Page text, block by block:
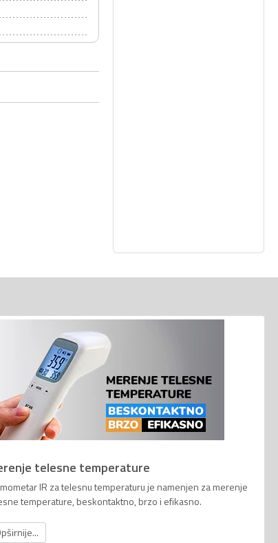
telesne temperature
IR za telesnu temperaturu je namenjen za merenje
temperature, beskontaktno, brzo i efikasno.